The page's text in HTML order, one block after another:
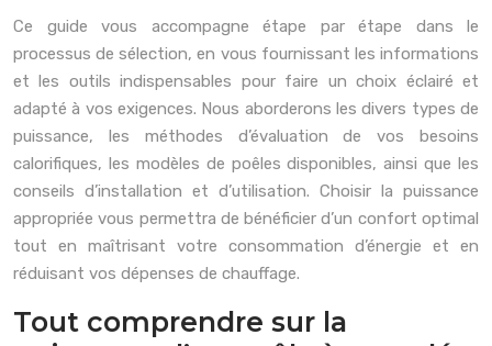
Ce guide vous accompagne étape par étape dans le
processus de sélection, en vous fournissant les informations
et les outils indispensables pour faire un choix éclairé et
adapté à vos exigences. Nous aborderons les divers types de
puissance, les méthodes d’évaluation de vos besoins
calorifiques, les modèles de poêles disponibles, ainsi que les
conseils d’installation et d’utilisation. Choisir la puissance
appropriée vous permettra de bénéficier d’un confort optimal
tout en maîtrisant votre consommation d’énergie et en
réduisant vos dépenses de chauffage.
Tout comprendre sur la